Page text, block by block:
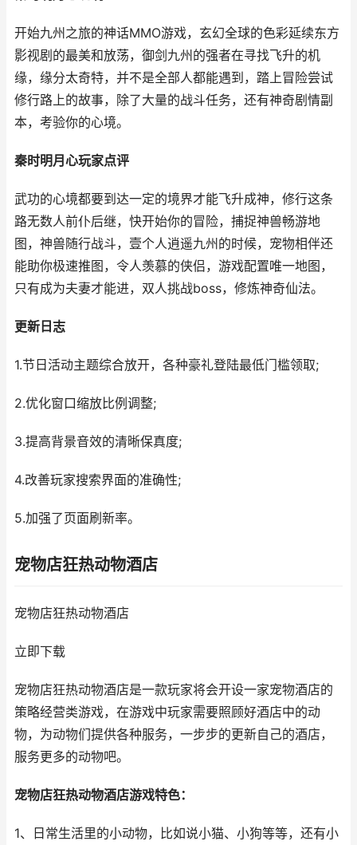
开始九州之旅的神话MMO游戏，玄幻全球的色彩延续东方
影视剧的最美和放荡，御剑九州的强者在寻找飞升的机
缘，缘分太奇特，并不是全部人都能遇到，踏上冒险尝试
修行路上的故事，除了大量的战斗任务，还有神奇剧情副
本，考验你的心境。
秦时明月心玩家点评
武功的心境都要到达一定的境界才能飞升成神，修行这条
路无数人前仆后继，快开始你的冒险，捕捉神兽畅游地
图，神兽随行战斗，壹个人逍遥九州的时候，宠物相伴还
能助你极速推图，令人羡慕的侠侣，游戏配置唯一地图，
只有成为夫妻才能进，双人挑战boss，修炼神奇仙法。
更新日志
1.节日活动主题综合放开，各种豪礼登陆最低门槛领取;
2.优化窗口缩放比例调整;
3.提高背景音效的清晰保真度;
4.改善玩家搜索界面的准确性;
5.加强了页面刷新率。
宠物店狂热动物酒店
宠物店狂热动物酒店
立即下载
宠物店狂热动物酒店是一款玩家将会开设一家宠物酒店的
策略经营类游戏，在游戏中玩家需要照顾好酒店中的动
物，为动物们提供各种服务，一步步的更新自己的酒店，
服务更多的动物吧。
宠物店狂热动物酒店游戏特色：
1、日常生活里的小动物，比如说小猫、小狗等等，还有小